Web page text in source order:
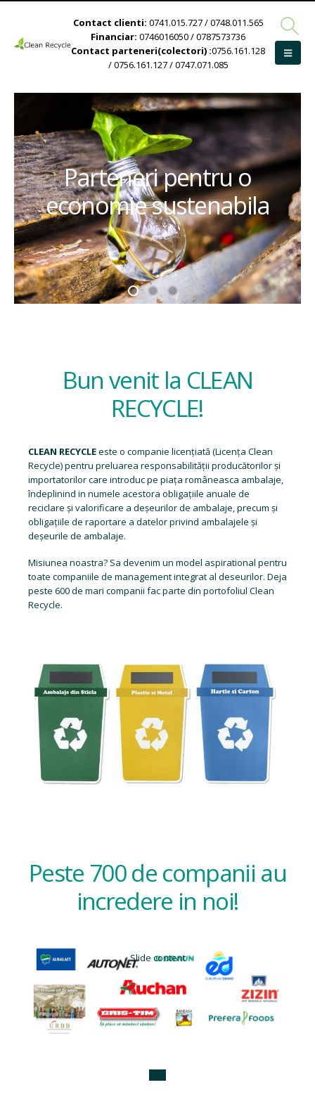
Contact clienti: 0741.015.727 / 0748.011.565
Financiar: 0746016050 / 0787573736
Contact parteneri(colectori) :0756.161.128
/ 0756.161.127 / 0747.071.085
Parteneri pentru o
economie sustenabila
Bun venit la CLEAN
RECYCLE!
CLEAN RECYCLEeste o companie licențiată (Licența Clean
Recycle) pentru preluarea responsabilității producătorilor și
importatorilor care introduc pe piața româneasca ambalaje,
îndeplinind in numele acestora obligațiile anuale de
reciclare și valorificare a deșeurilor de ambalaje, precum și
obligațiile de raportare a datelor privind ambalajele și
deșeurile de ambalaje.
Misiunea noastra? Sa devenim un model aspirational pentru
toate companiile de management integrat al deseurilor. Deja
peste 600 de mari companii fac parte din portofoliul Clean
Recycle.
Peste 700 de companii au
incredere in noi!
Slide content